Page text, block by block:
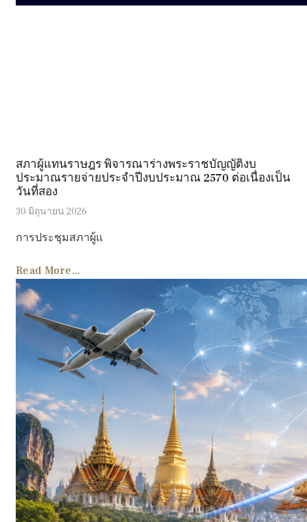
สภาผู้แทนราษฎร พิจารณาร่างพระราชบัญญัติงบ
ประมาณรายจ่ายประจำปีงบประมาณ 2570 ต่อเนื่องเป็น
วันที่สอง
30 มิถุนายน 2026
การประชุมสภาผู้แ
Read More...